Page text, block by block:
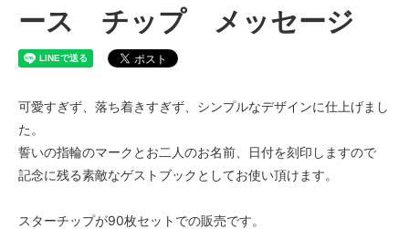
ース チップ メッセージ
可愛すぎず、落ち着きすぎず、シンプルなデザインに仕上げまし
た。
誓いの指輪のマークとお二人のお名前、日付を刻印しますので
記念に残る素敵なゲストブックとしてお使い頂けます。
スターチップが90枚セットでの販売です。